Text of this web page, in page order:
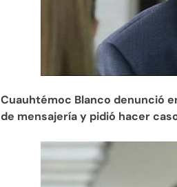
Cuauhtémoc Blanco denunció
de mensajería y pidió hacer